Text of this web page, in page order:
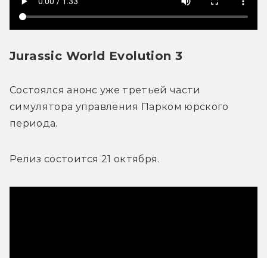
Jurassic World Evolution 3
Состоялся анонс уже третьей части
симулятора управления Парком юрского
периода.
Релиз состоится 21 октября.